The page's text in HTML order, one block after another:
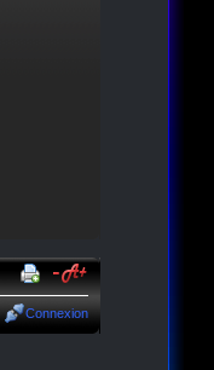
Connexion